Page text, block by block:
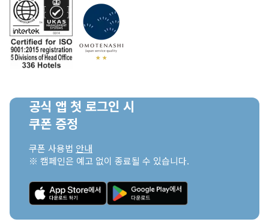
공식 앱 첫 로그인 시
쿠폰 증정
쿠폰 사용법 안내
※ 캠페인은 예고 없이 종료될 수 있습니다.